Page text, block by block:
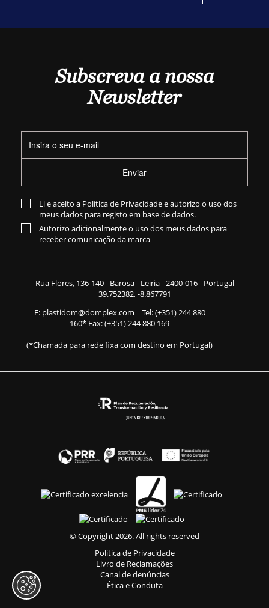
Subscreva a nossa
Newsletter
Enviar
Li e aceito a Política de Privacidadee autorizo o uso dos
meus dados para registo em base de dados.
Autorizo adicionalmente o uso dos meus dados para
receber comunicação da marca
Rua Flores, 136-140- Barosa - Leiria - 2400-016 - Portugal
39.752382, -8.867791
E: plastidom@domplex.com Tel:(+351) 244 880
160* Fax: (+351) 244 880 169
(*Chamada para rede fixa com destino em Portugal)
© Copyright 2026. All rights reserved
Politica de Privacidade
Livro de Reclamações
Canal de denúncias
Ética e Conduta